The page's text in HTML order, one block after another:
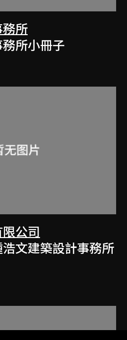
務所
所小冊子
公司
文建築設計事務所